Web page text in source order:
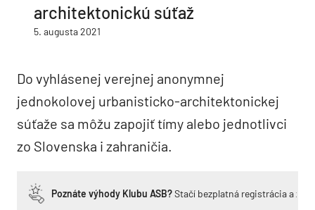
architektonickú súťaž
5. augusta 2021
Do vyhlásenej verejnej anonymnej
jednokolovej urbanisticko-architektonickej
súťaže sa môžu zapojiť tímy alebo jednotlivci
zo Slovenska i zahraničia.
Poznáte výhody Klubu ASB?Stačí bezplatná registrácia a